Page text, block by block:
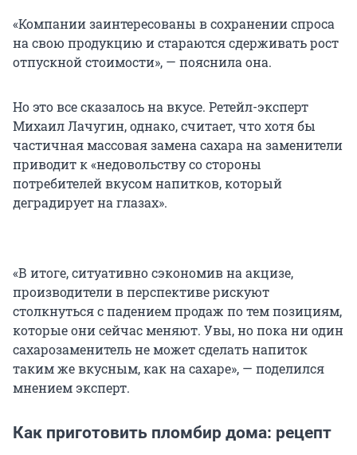
«Компании заинтересованы в сохранении спроса
на свою продукцию и стараются сдерживать рост
отпускной стоимости», — пояснила она.
Но это все сказалось на вкусе. Ретейл-эксперт
Михаил Лачугин, однако, считает, что хотя бы
частичная массовая замена сахара на заменители
приводит к «недовольству со стороны
потребителей вкусом напитков, который
деградирует на глазах».
«В итоге, ситуативно сэкономив на акцизе,
производители в перспективе рискуют
столкнуться с падением продаж по тем позициям,
которые они сейчас меняют. Увы, но пока ни один
сахарозаменитель не может сделать напиток
таким же вкусным, как на сахаре», — поделился
мнением эксперт.
Как приготовить пломбир дома: рецепт